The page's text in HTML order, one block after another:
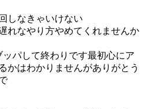
しなきゃいけない
れなやり方やめてくれませんか
パして終わりです最初心にア
かはわかりませんがありがとう